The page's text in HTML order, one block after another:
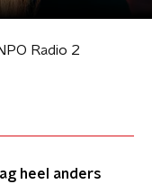
Radio 2
heel anders